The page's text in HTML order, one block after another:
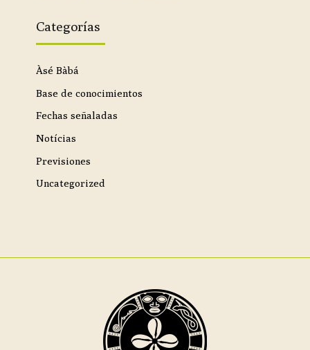
Categorías
Àsé Bàbá
Base de conocimientos
Fechas señaladas
Notícias
Previsiones
Uncategorized